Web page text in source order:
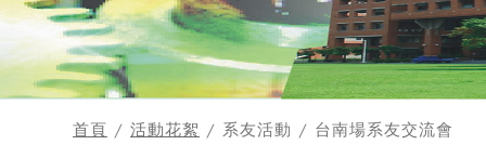
首頁 / 活動花絮 / 系友活動 / 台南場系友交流會